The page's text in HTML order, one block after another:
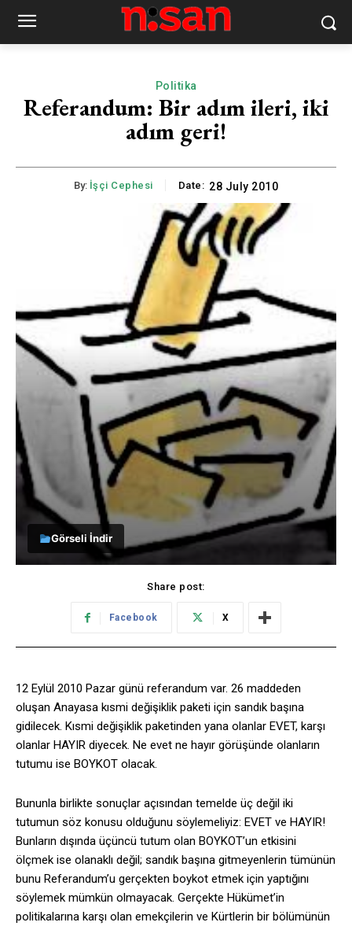
Politika
Referandum: Bir adım ileri, iki
adım geri!
By: İşçi Cephesi Date: 28 July 2010
Görseli İndir
Share post:
Facebook X
12 Eylül 2010 Pazar günü referandum var. 26 maddeden
oluşan Anayasa kısmi değişiklik paketi için sandık başına
gidilecek. Kısmi değişiklik paketinden yana olanlar EVET, karşı
olanlar HAYIR diyecek. Ne evet ne hayır görüşünde olanların
tutumu ise BOYKOT olacak.
Bununla birlikte sonuçlar açısından temelde üç değil iki
tutumun söz konusu olduğunu söylemeliyiz: EVET ve HAYIR!
Bunların dışında üçüncü tutum olan BOYKOT’un etkisini
ölçmek ise olanaklı değil; sandık başına gitmeyenlerin tümünün
bunu Referandum’u gerçekten boykot etmek için yaptığını
söylemek mümkün olmayacak. Gerçekte Hükümet’in
politikalarına karşı olan emekçilerin ve Kürtlerin bir bölümünün